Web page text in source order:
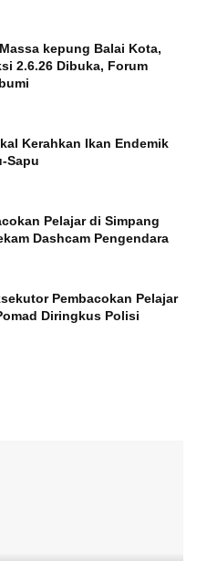
kepung Balai Kota,
2.6.26 Dibuka, Forum
Kerahkan Ikan Endemik
Sapu
Pelajar di Simpang
Dashcam Pengendara
Pembacokan Pelajar
Diringkus Polisi